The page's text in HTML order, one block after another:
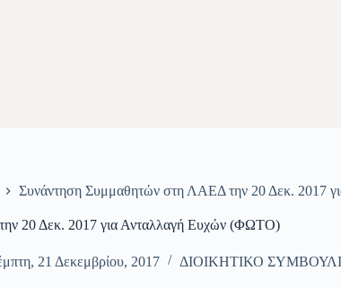
Συνάντηση Συμμαθητών στη ΛΑΕΔ την 20 Δεκ. 2017
20 Δεκ. 2017 για Ανταλλαγή Ευχών (ΦΩΤΟ)
21 Δεκεμβρίου, 2017 ΔΙΟΙΚΗΤΙΚΟ